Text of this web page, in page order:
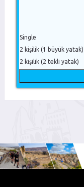
Single
2 kişilik (1 büyük yatak)
2 kişilik (2 tekli yatak)